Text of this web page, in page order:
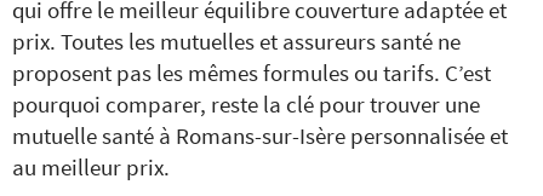
qui offre le meilleur équilibre couverture adaptée et
prix. Toutes les mutuelles et assureurs santé ne
proposent pas les mêmes formules ou tarifs. C’est
pourquoi comparer, reste la clé pour trouver une
mutuelle santé à Romans-sur-Isère personnalisée et
au meilleur prix.